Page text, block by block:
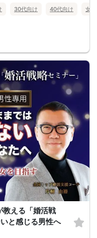
30代向け 40代向け 女
教える「婚活戦
と感じる男性へ